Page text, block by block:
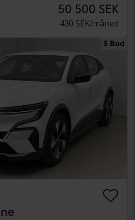
50 500 SEK
430 SEK/måned
3 Bud